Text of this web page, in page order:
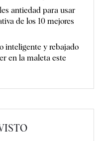
antiedad para usar
de los 10 mejores
inteligente y rebajado
en la maleta este